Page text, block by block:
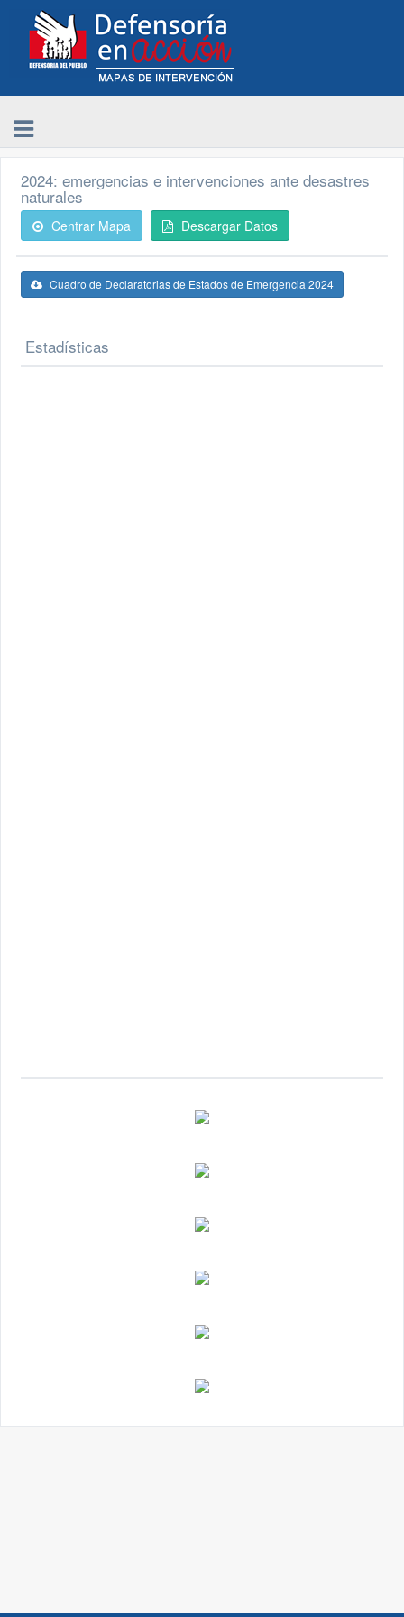
2024: emergencias e intervenciones ante desastres
naturales
Centrar Mapa Descargar Datos
Cuadro de Declaratorias de Estados de Emergencia 2024
Estadísticas